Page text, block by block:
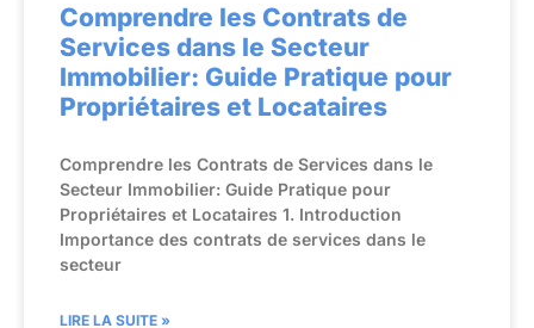
Comprendre les Contrats de
Services dans le Secteur
Immobilier: Guide Pratique pour
Propriétaires et Locataires
Comprendre les Contrats de Services dans le
Secteur Immobilier: Guide Pratique pour
Propriétaires et Locataires 1. Introduction
Importance des contrats de services dans le
secteur
LIRE LA SUITE »